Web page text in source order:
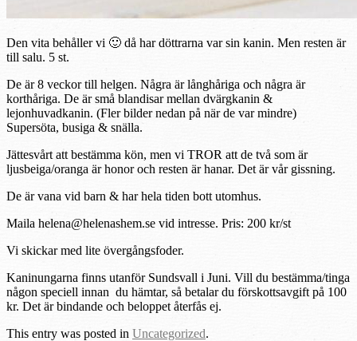
Den vita behåller vi 🙂 då har döttrarna var sin kanin. Men resten är
till salu. 5 st.
De är 8 veckor till helgen. Några är långhåriga och några är
korthåriga. De är små blandisar mellan dvärgkanin &
lejonhuvadkanin. (Fler bilder nedan på när de var mindre)
Supersöta, busiga & snälla.
Jättesvårt att bestämma kön, men vi TROR att de två som är
ljusbeiga/oranga är honor och resten är hanar. Det är vår gissning.
De är vana vid barn & har hela tiden bott utomhus.
Maila helena@helenashem.se vid intresse. Pris: 200 kr/st
Vi skickar med lite övergångsfoder.
Kaninungarna finns utanför Sundsvall i Juni. Vill du bestämma/tinga
någon speciell innan du hämtar, så betalar du förskottsavgift på 100
kr. Det är bindande och beloppet återfås ej.
This entry was posted in Uncategorized.